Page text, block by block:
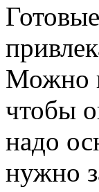
Можно
чтобы
надо
нужно